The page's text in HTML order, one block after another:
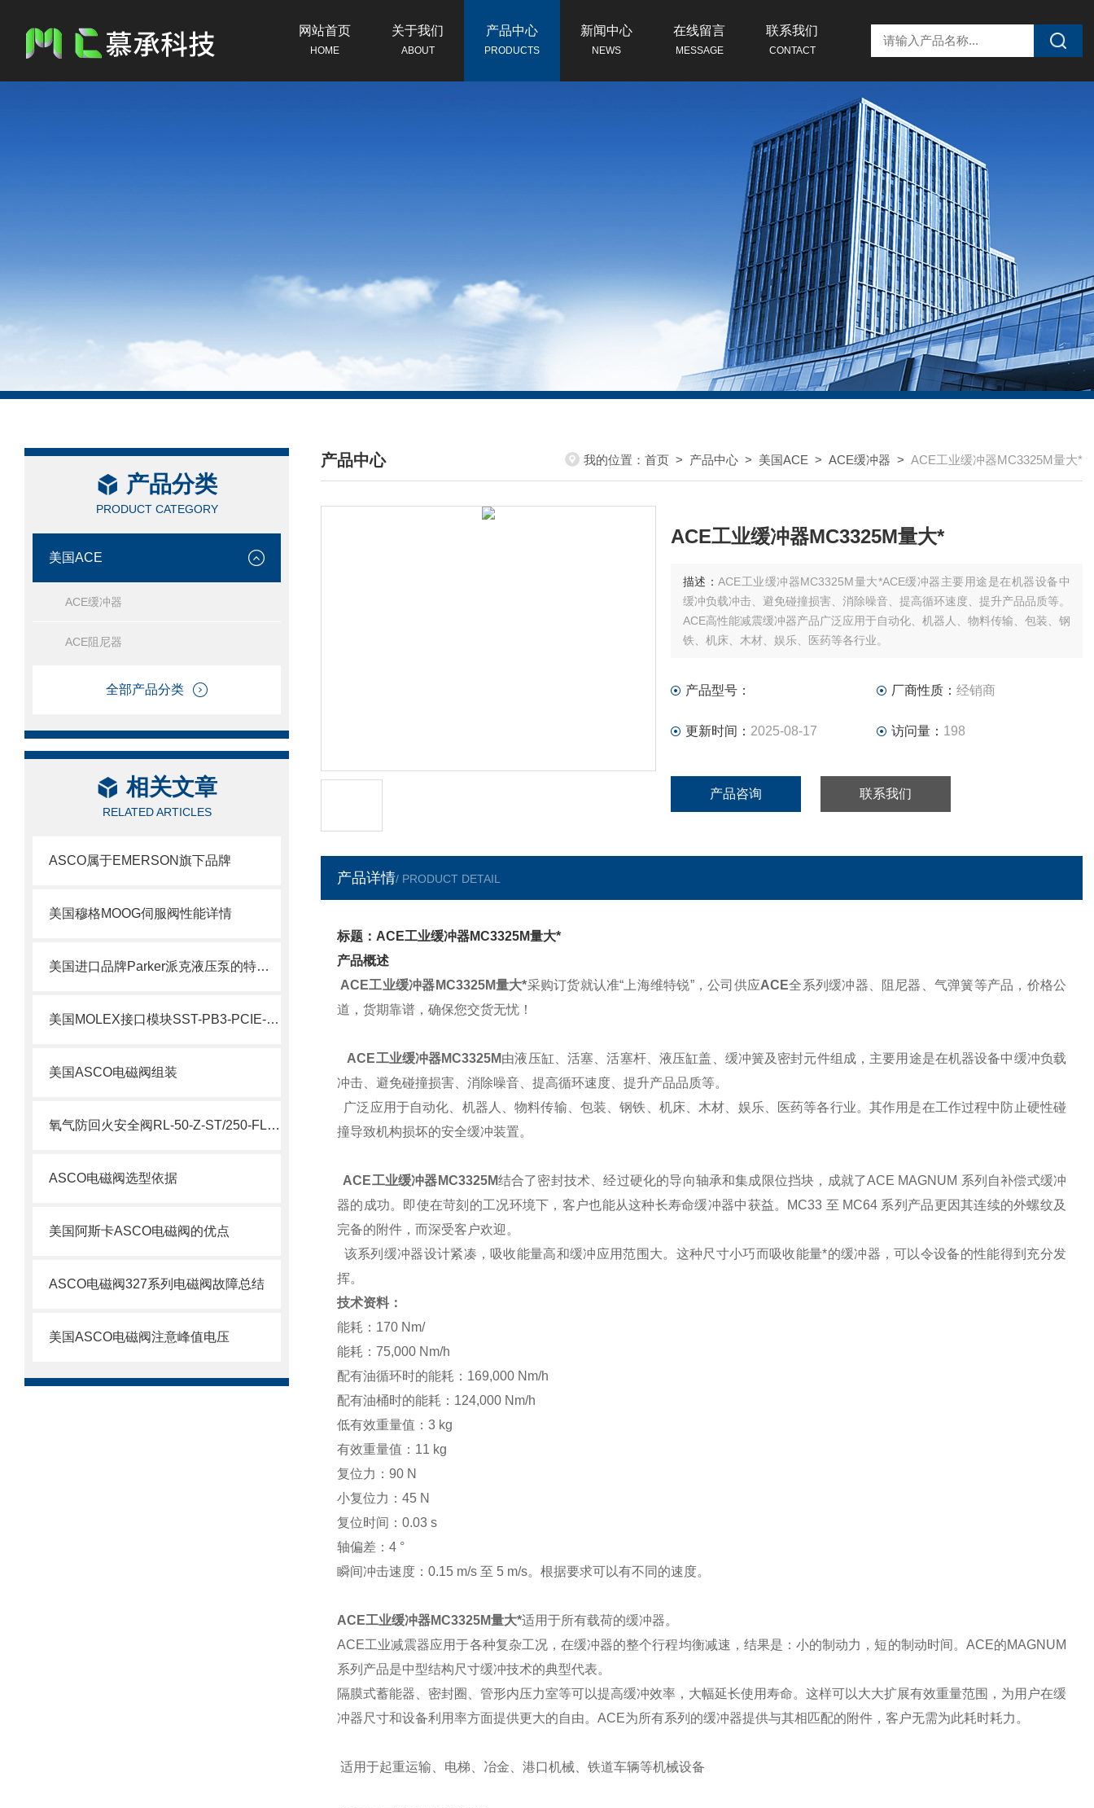
网站首页
HOME
关于我们
ABOUT
产品中心
PRODUCTS
新闻中心
NEWS
在线留言
MESSAGE
联系我们
CONTACT
产品分类
PRODUCT CATEGORY
美国ACE
ACE缓冲器
ACE阻尼器
全部产品分类
相关文章
RELATED ARTICLES
ASCO属于EMERSON旗下品牌
美国穆格MOOG伺服阀性能详情
美国进口品牌Parker派克液压泵的特点及用途
美国MOLEX接口模块SST-PB3-PCIE-2 产品解析
美国ASCO电磁阀组装
氧气防回火安全阀RL-50-Z-ST/250-FL参数
ASCO电磁阀选型依据
美国阿斯卡ASCO电磁阀的优点
ASCO电磁阀327系列电磁阀故障总结
美国ASCO电磁阀注意峰值电压
产品中心
/ PRODUCTS CENTER
我的位置： 首页 > 产品中心 > 美国ACE > ACE缓冲器 > ACE工业缓冲器MC3325M量大*
ACE工业缓冲器MC3325M量大*
描述： ACE工业缓冲器MC3325M量大*ACE缓冲器主要用途是在机器设备中
缓冲负载冲击、避免碰撞损害、消除噪音、提高循环速度、提升产品品质等。
ACE高性能减震缓冲器产品广泛应用于自动化、机器人、物料传输、包装、钢
铁、机床、木材、娱乐、医药等各行业。
产品型号： 厂商性质： 经销商
更新时间： 2025-08-17 访问量： 198
产品咨询 联系我们
产品详情/ PRODUCT DETAIL
标题：ACE工业缓冲器MC3325M量大*
产品概述
ACE工业缓冲器MC3325M量大*采购订货就认准“上海维特锐”，公司供应ACE全系列缓冲器、阻尼器、气弹簧等产品，价格公
道，货期靠谱，确保您交货无忧！
ACE工业缓冲器MC3325M由液压缸、活塞、活塞杆、液压缸盖、缓冲簧及密封元件组成，主要用途是在机器设备中缓冲负载
冲击、避免碰撞损害、消除噪音、提高循环速度、提升产品品质等。
广泛应用于自动化、机器人、物料传输、包装、钢铁、机床、木材、娱乐、医药等各行业。其作用是在工作过程中防止硬性碰
撞导致机构损坏的安全缓冲装置。
ACE工业缓冲器MC3325M结合了密封技术、经过硬化的导向轴承和集成限位挡块，成就了ACE MAGNUM 系列自补偿式缓冲
器的成功。即使在苛刻 的工况环境下，客户也能从这种长寿命缓冲器中获益。MC33 至 MC64 系列产品更因其连续的外螺纹及
完备的附件，而深受客户欢迎。
该系列缓冲器设计紧凑，吸收能量高和缓冲应用范围大。这种尺寸小巧而吸收能量*的缓冲器，可以令设备的性能得到充分发
挥。
技术资料：
能耗：170 Nm/
能耗：75,000 Nm/h
配有油循环时的能耗：169,000 Nm/h
配有油桶时的能耗：124,000 Nm/h
低有效重量值：3 kg
有效重量值：11 kg
复位力：90 N
小复位力：45 N
复位时间：0.03 s
轴偏差：4 °
瞬间冲击速度：0.15 m/s 至 5 m/s。根据要求可以有不同的速度。
ACE工业缓冲器MC3325M量大*适用于所有载荷的缓冲器。
ACE工业减震器应用于各种复杂工况，在缓冲器的整个行程均衡减速，结果是：小的制动力，短的制动时间。ACE的MAGNUM
系列产品是中型结构尺寸缓冲技术的典型代表。
隔膜式蓄能器、密封圈、管形内压力室等可以提高缓冲效率，大幅延长使用寿命。这样可以大大扩展有效重量范围，为用户在缓
冲器尺寸和设备利用率方面提供更大的自由。ACE为所有系列的缓冲器提供与其相匹配的附件，客户无需为此耗时耗力。
适用于起重运输、电梯、冶金、港口机械、铁道车辆等机械设备